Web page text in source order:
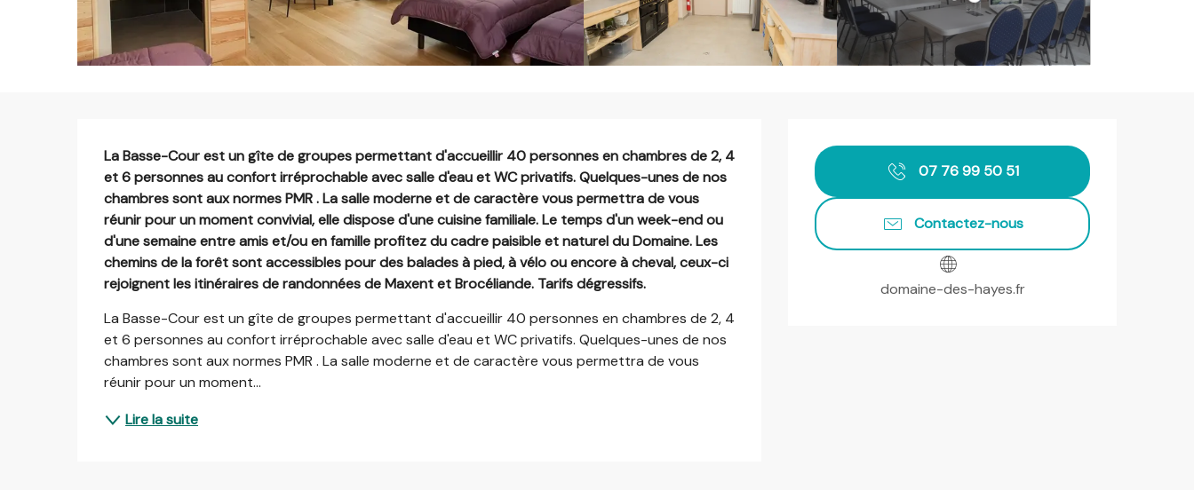
Ouverture et coordonnées
07 76 99 50 51
Contactez-nous
domaine-des-hayes.fr
La Basse-Cour est un gîte de groupes permettant d'accueillir 40 personnes en chambres de 2, 4
et 6 personnes au confort irréprochable avec salle d'eau et WC privatifs. Quelques-unes de nos
chambres sont aux normes PMR . La salle moderne et de caractère vous permettra de vous
réunir pour un moment convivial, elle dispose d'une cuisine familiale. Le temps d'un week-end ou
d'une semaine entre amis et/ou en famille profitez du cadre paisible et naturel du Domaine. Les
chemins de la forêt sont accessibles pour des balades à pied, à vélo ou encore à cheval, ceux-ci
rejoignent les itinéraires de randonnées de Maxent et Brocéliande. Tarifs dégressifs.
La Basse-Cour est un gîte de groupes permettant d'accueillir 40 personnes en chambres de 2, 4
et 6 personnes au confort irréprochable avec salle d'eau et WC privatifs. Quelques-unes de nos
chambres sont aux normes PMR . La salle moderne et de caractère vous permettra de vous
réunir pour un moment...
Lire la suite